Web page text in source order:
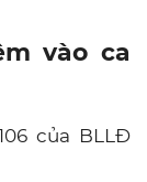
vào ca
của BLLĐ